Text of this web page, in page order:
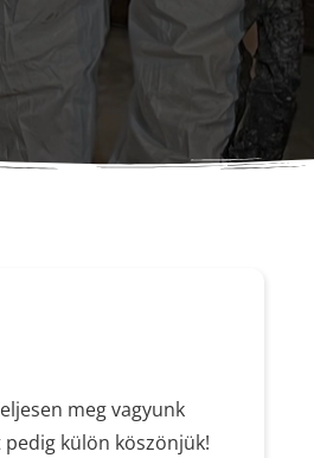
meg vagyunk
külön köszönjük!